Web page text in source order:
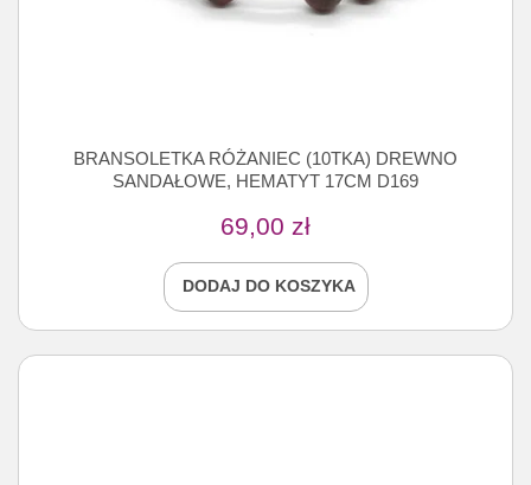
BRANSOLETKA RÓŻANIEC (10TKA) DREWNO
SANDAŁOWE, HEMATYT 17CM D169
69,00 zł
DODAJ DO KOSZYKA